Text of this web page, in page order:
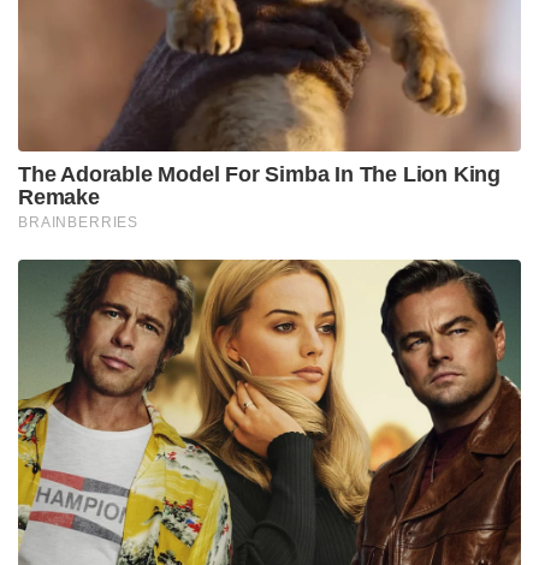
The Adorable Model For Simba In The Lion King
Remake
BRAINBERRIES